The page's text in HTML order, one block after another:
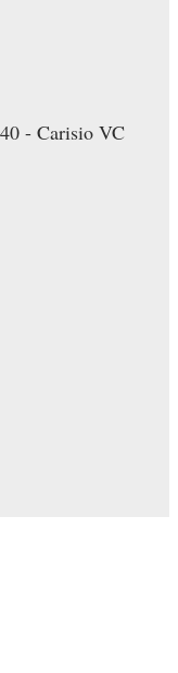
- Carisio VC